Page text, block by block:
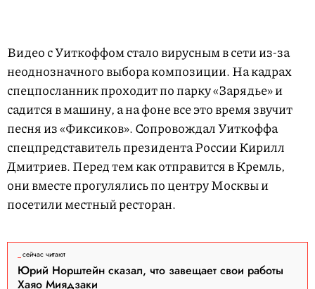
Видео с Уиткоффом стало вирусным в сети из-за
неоднозначного выбора композиции. На кадрах
спецпосланник проходит по парку «Зарядье» и
садится в машину, а на фоне все это время звучит
песня из «Фиксиков». Сопровождал Уиткоффа
спецпредставитель президента России Кирилл
Дмитриев. Перед тем как отправится в Кремль,
они вместе прогулялись по центру Москвы и
посетили местный ресторан.
u
e
d
1
0
сейчас читают
Юрий Норштейн сказал, что завещает свои работы
Хаяо Миядзаки